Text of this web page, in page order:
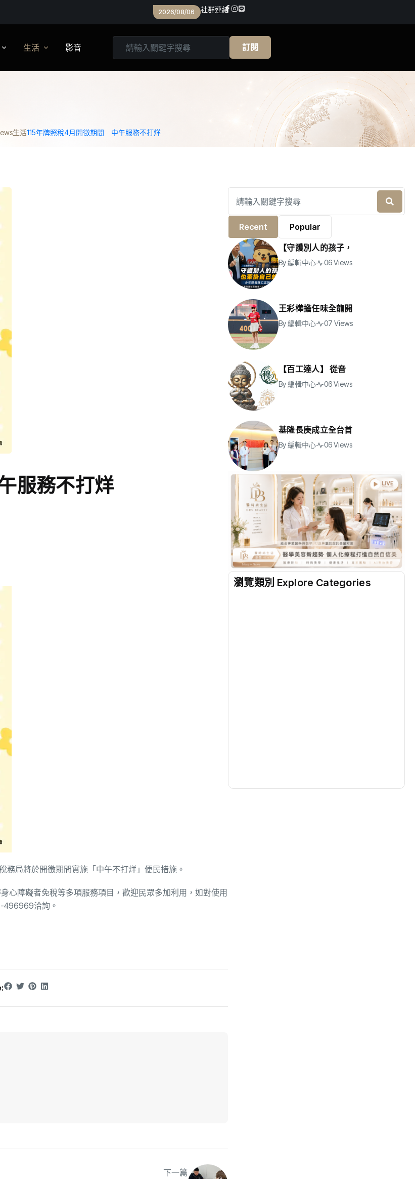
2026/08/06 社群連結
實測
生活
旅遊
影音 訂閱
生活115年牌照稅4月開徵期間 中午服務不打烊
服務不打烊
務局將於開徵期間實施「中午不打烊」便民措施。
心障礙者免稅等多項服務項目，歡迎民眾多加利用，如對使用
496969洽詢。
下一篇
Recent Popular
【守護別人的孩子，
By編輯中心 06 Views
王彩樺擔任味全龍開
By編輯中心 07 Views
【百工達人】 從音
By編輯中心 06 Views
基隆長庚成立全台首
By編輯中心 06 Views
瀏覽類別 Explore Categories